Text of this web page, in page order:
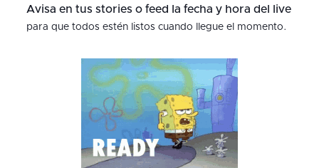
Avisa en tus stories o feed la fecha y hora del live
para que todos estén listos cuando llegue el momento.